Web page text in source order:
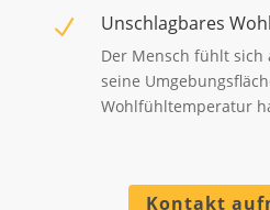
N Unschlagbares
Der Mensch fühlt sich
seine
Wohlfühltemperatur
Kontakt